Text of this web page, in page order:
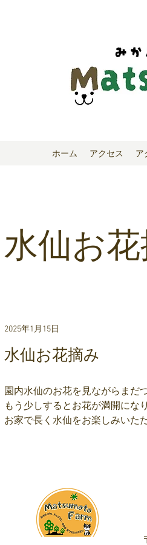
ホーム アクセス ア
水仙お
2025年1月15日
水仙お花摘み
園内水仙のお花を見ながらまだ
もう少しするとお花が満開にな
お家で長く水仙をお楽しみいた